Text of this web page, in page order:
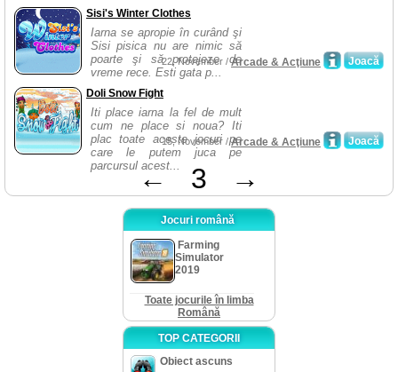
Sisi's Winter Clothes
Iarna se apropie în curând şi
Sisi pisica nu are nimic să
poarte şi să protejeze de
vreme rece. Esti gata p...
Joacă
22, November /Arcade & Acţiune
Doli Snow Fight
Iti place iarna la fel de mult
cum ne place si noua? Iti
plac toate aceste jocuri pe
care le putem juca pe
parcursul acest...
Joacă
15, November /Arcade & Acţiune
← 3 →
Jocuri română
Farming
Simulator
2019
Toate jocurile în limba
Română
TOP CATEGORII
Obiect ascuns